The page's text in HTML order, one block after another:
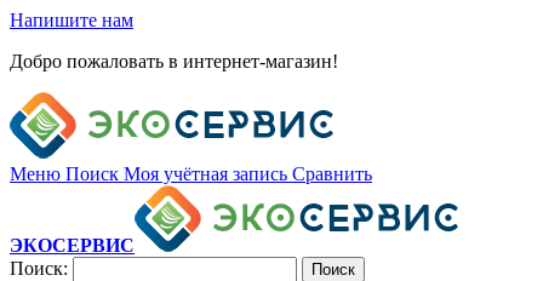
Напишите нам
Добро пожаловать в интернет-магазин!
Меню Поиск Моя учётная запись Сравнить
ЭКОСЕРВИС
Поиск:
Поиск